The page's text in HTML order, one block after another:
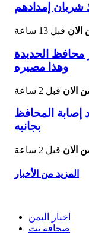
شريان إمدادهم
الان قبل 13 ساعة
الحديدة
وهذا مصيره
الان قبل 2 ساعة
المحافظ
بجانبه
الان قبل 2 ساعة
المزيد من الأخبار
اخبار اليمن
صحافه نت